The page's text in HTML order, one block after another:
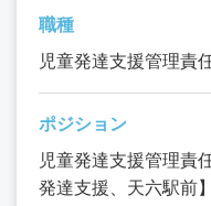
職種
児童発達支援管理責
ポジション
児童発達支援管理責
発達支援、天六駅前】